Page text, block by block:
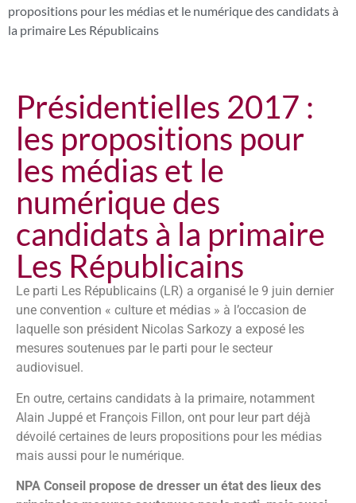
propositions pour les médias et le numérique des candidats à
la primaire Les Républicains
Présidentielles 2017 :
les propositions pour
les médias et le
numérique des
candidats à la primaire
Les Républicains
Le parti Les Républicains (LR) a organisé le 9 juin dernier
une convention « culture et médias » à l’occasion de
laquelle son président Nicolas Sarkozy a exposé les
mesures soutenues par le parti pour le secteur
audiovisuel.
En outre, certains candidats à la primaire, notamment
Alain Juppé et François Fillon, ont pour leur part déjà
dévoilé certaines de leurs propositions pour les médias
mais aussi pour le numérique.
NPA Conseil propose de dresser un état des lieux des